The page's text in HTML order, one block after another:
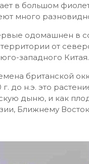
в большом
много
одомашнен в
территории от
западного Китая.
британской
до н.э. это
дыню, и как
Ближнему